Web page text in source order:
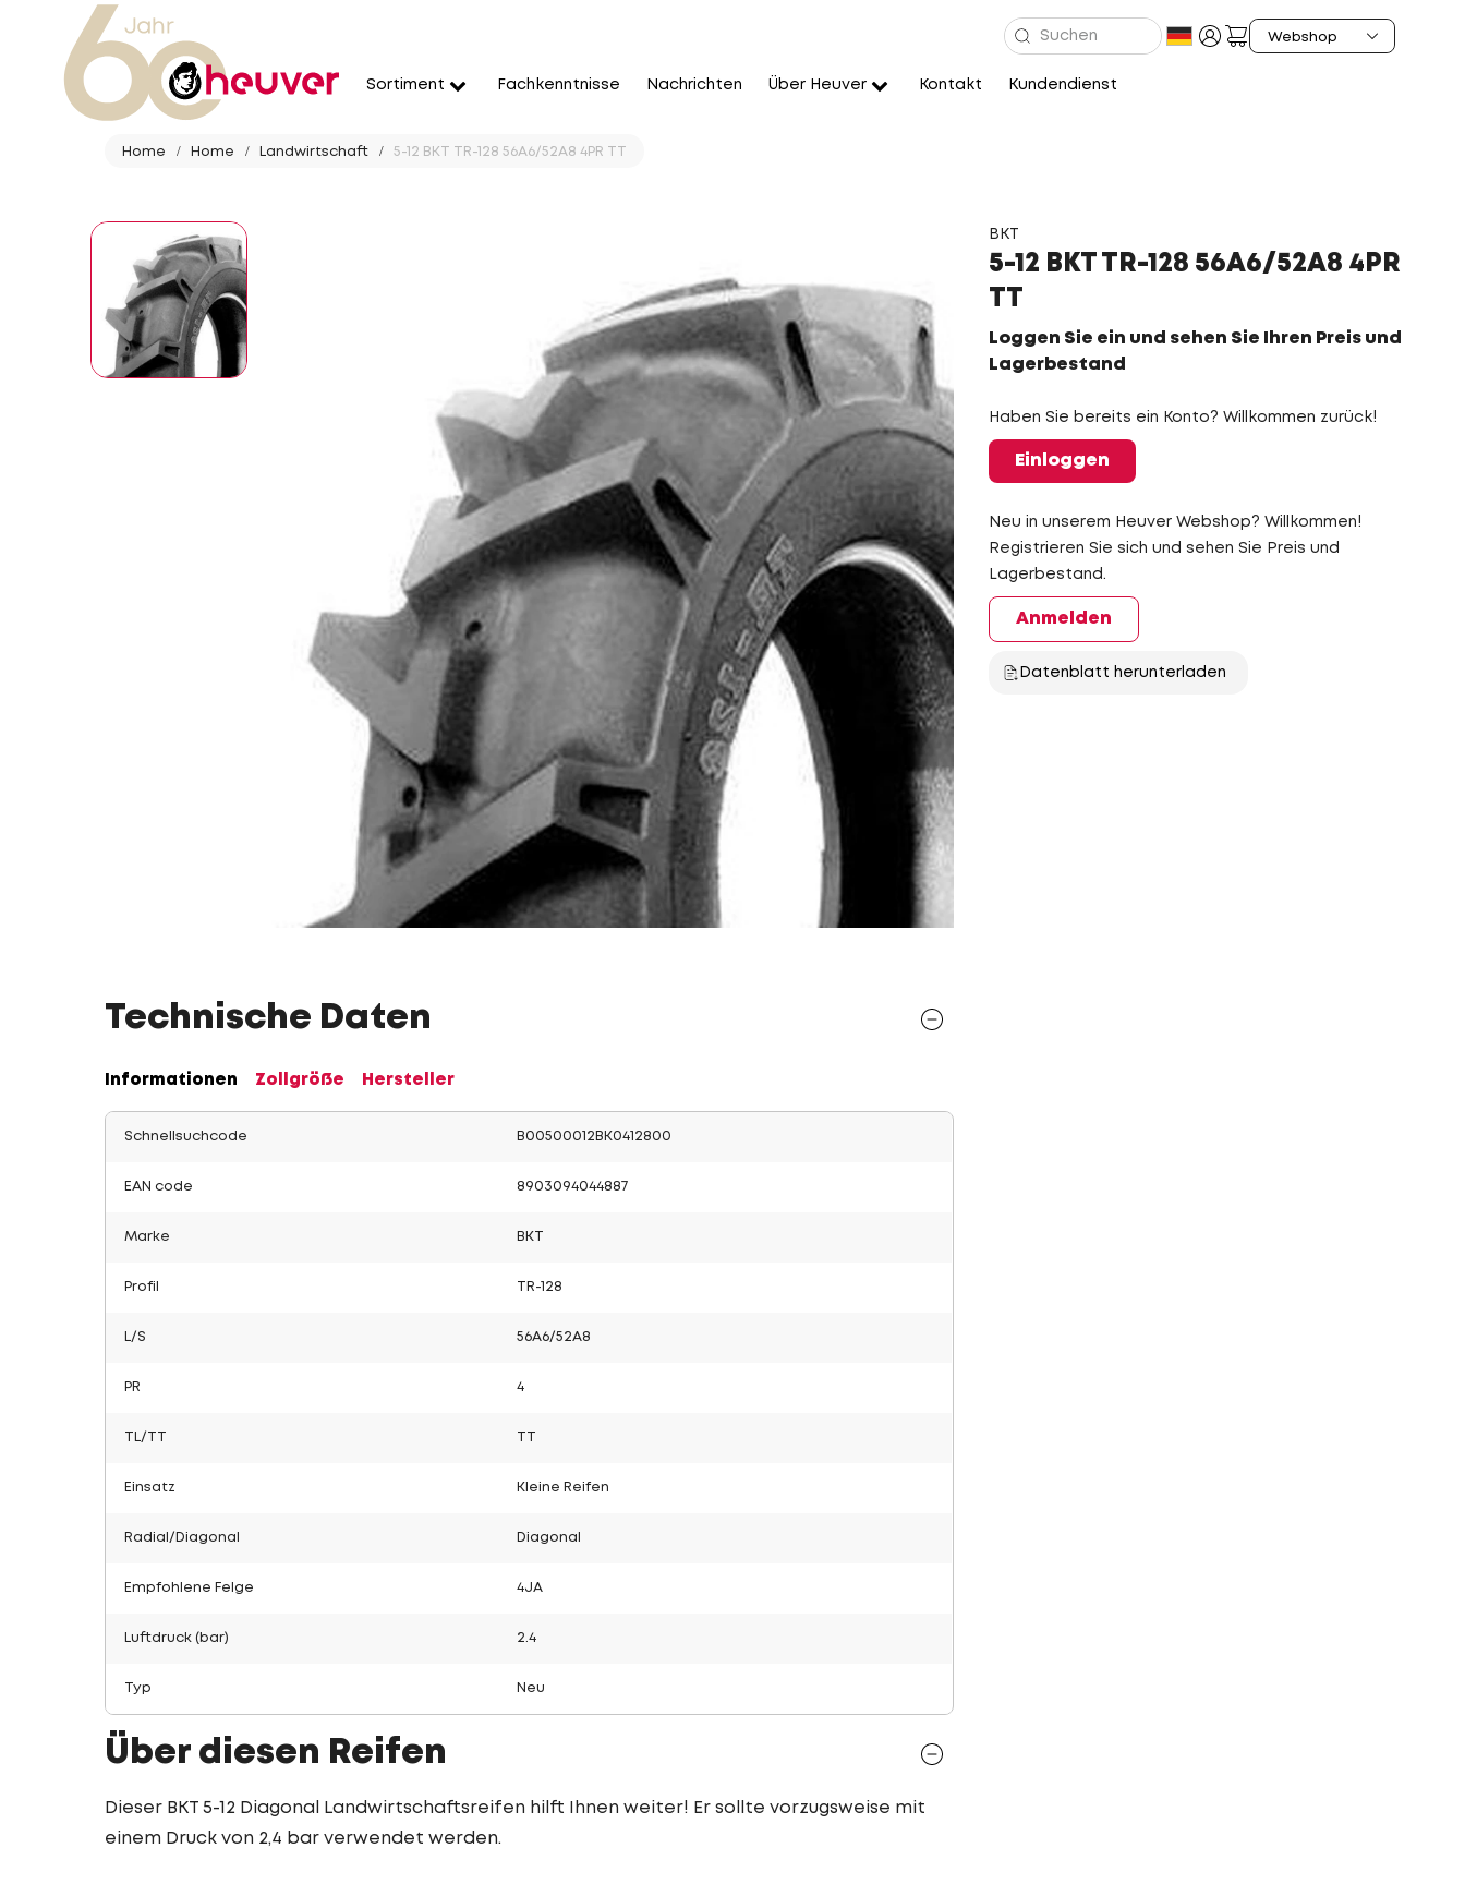
Sortiment Fachkenntnisse Nachrichten Über Heuver Kontakt Kundendienst
Home Home Landwirtschaft 5-12 BKT TR-128 56A6/52A8 4PR TT
BKT
5-12 BKT TR-128 56A6/52A8 4PR
TT
Loggen Sie ein und sehen Sie Ihren Preis und
Lagerbestand
Haben Sie bereits ein Konto? Willkommen zurück!
Einloggen
Neu in unserem Heuver Webshop? Willkommen!
Registrieren Sie sich und sehen Sie Preis und
Lagerbestand.
Anmelden
Datenblatt herunterladen
Technische Daten
Informationen Zollgröße Hersteller
Schnellsuchcode B00500012BK0412800
EAN code 8903094044887
Marke BKT
Profil TR-128
L/S 56A6/52A8
PR 4
TL/TT
Einsatz Kleine Reifen
Radial/Diagonal Diagonal
Empfohlene Felge 4JA
Luftdruck (bar) 2.4
Typ Neu
Über diesen Reifen
Dieser BKT 5-12 Diagonal Landwirtschaftsreifen hilft Ihnen weiter! Er sollte vorzugsweise mit
einem Druck von 2,4 bar verwendet werden.